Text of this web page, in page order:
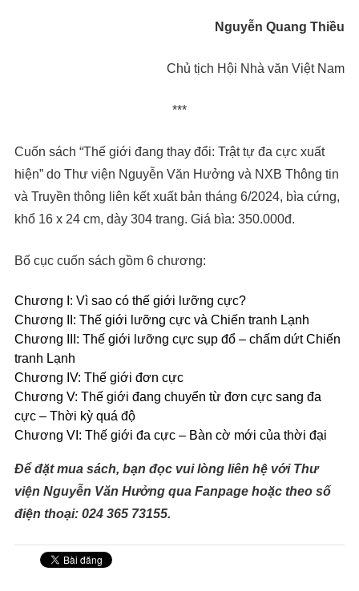
Nguyễn Quang Thiều
Chủ tịch Hội Nhà văn Việt Nam
***
Cuốn sách “Thế giới đang thay đổi: Trật tự đa cực xuất
hiện” do Thư viện Nguyễn Văn Hưởng và NXB Thông tin
và Truyền thông liên kết xuất bản tháng 6/2024, bìa cứng,
khổ 16 x 24 cm, dày 304 trang. Giá bìa: 350.000đ.
Bố cục cuốn sách gồm 6 chương:
Chương I: Vì sao có thế giới lưỡng cực?
Chương II: Thế giới lưỡng cực và Chiến tranh Lạnh
Chương III: Thế giới lưỡng cực sụp đổ – chấm dứt Chiến
tranh Lạnh
Chương IV: Thế giới đơn cực
Chương V: Thế giới đang chuyển từ đơn cực sang đa
cực – Thời kỳ quá độ
Chương VI: Thế giới đa cực – Bàn cờ mới của thời đại
Để đặt mua sách, bạn đọc vui lòng liên hệ với Thư
viện Nguyễn Văn Hưởng qua Fanpage hoặc theo số
điện thoại: 024 365 73155.